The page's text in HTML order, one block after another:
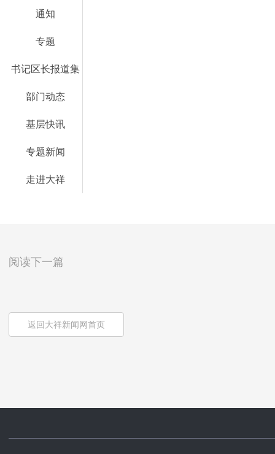
通知
专题
书记区长报道集
部门动态
基层快讯
专题新闻
走进大祥
阅读下一篇
返回大祥新闻网首页